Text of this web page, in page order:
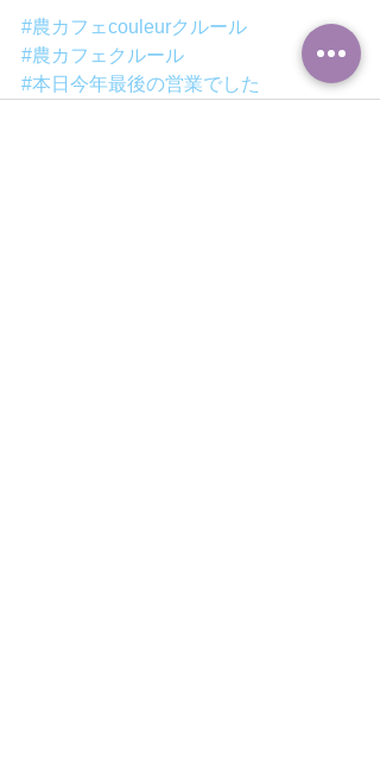
#農カフェcouleurクルール
#農カフェクルール
#本日今年最後の営業でした